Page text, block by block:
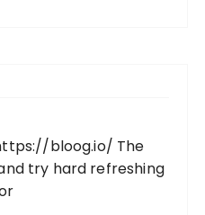
bloog.io/ The
try hard refreshing